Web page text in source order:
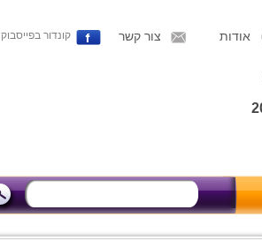
אודות צור קשר קונדור בפייסבוק